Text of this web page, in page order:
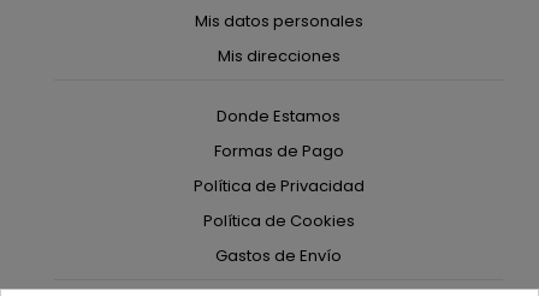
Mis datos personales
Mis direcciones
Donde Estamos
Formas de Pago
Política de Privacidad
Política de Cookies
Gastos de Envío